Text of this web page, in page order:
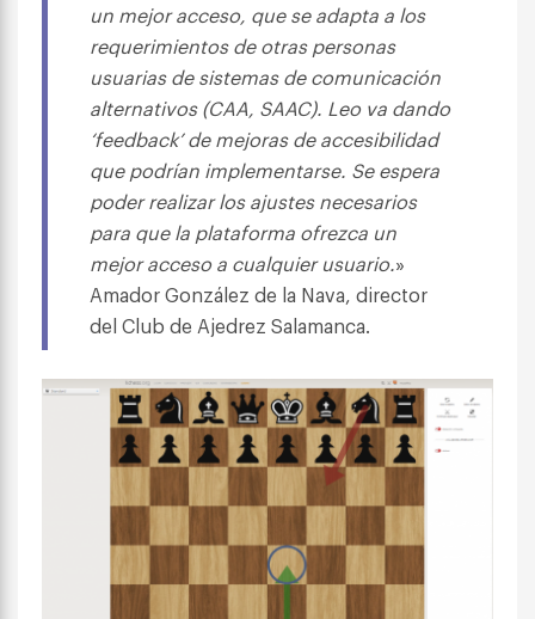
un mejor acceso, que se adapta a los
requerimientos de otras personas
usuarias de sistemas de comunicación
alternativos (CAA, SAAC). Leo va dando
‘feedback’ de mejoras de accesibilidad
que podrían implementarse. Se espera
poder realizar los ajustes necesarios
para que la plataforma ofrezca un
mejor acceso a cualquier usuario.»
Amador González de la Nava, director
del Club de Ajedrez Salamanca.